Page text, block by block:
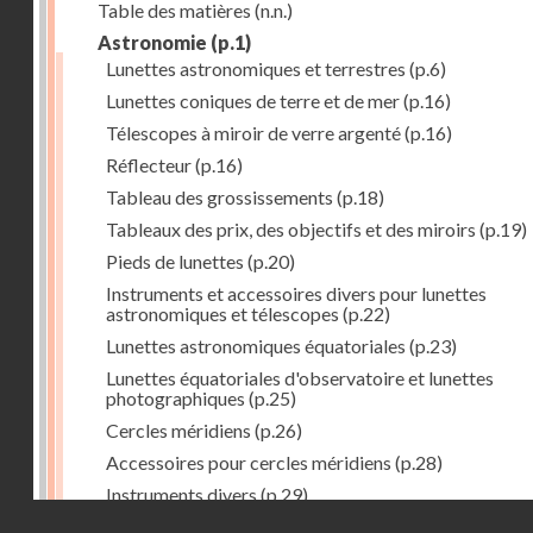
Table des matières (n.n.)
Astronomie (p.1)
Lunettes astronomiques et terrestres (p.6)
Lunettes coniques de terre et de mer(p.16)
Télescopes à miroir de verre argenté(p.16)
Réflecteur(p.16)
Tableau des grossissements (p.18)
Tableaux des prix, des objectifs et des miroirs (p.19)
Pieds de lunettes (p.20)
Instruments et accessoires divers pour lunettes
astronomiques et télescopes (p.22)
Lunettes astronomiques équatoriales (p.23)
Lunettes équatoriales d'observatoire et lunettes
photographiques (p.25)
Cercles méridiens (p.26)
Accessoires pour cercles méridiens (p.28)
Instruments divers (p.29)